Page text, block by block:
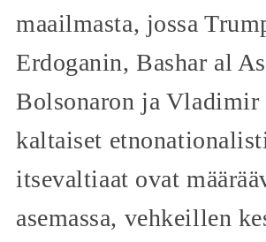
maailmasta, jossa
Erdoganin, Bashar al
Bolsonaron ja
kaltaiset
itsevaltiaat ovat
asemassa, vehkeillen